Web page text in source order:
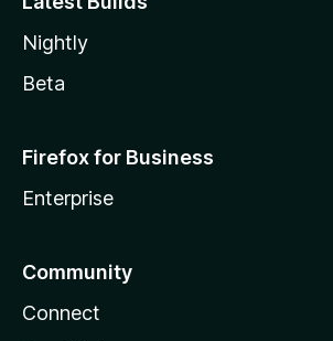
Nightly
Beta
Firefox for Business
Enterprise
Community
Connect